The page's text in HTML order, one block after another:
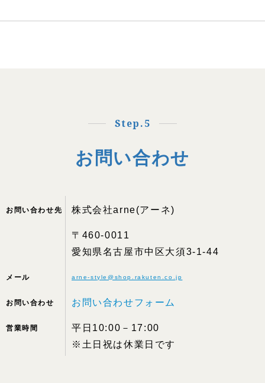
Step.5
お問い合わせ
お問い合わせ先 株式会社arne(アーネ)
〒460-0011
愛知県名古屋市中区大須3-1-44
メール arne-style@shop.rakuten.co.jp
お問い合わせ お問い合わせフォーム
営業時間
平日10:00－17:00
※土日祝は休業日です